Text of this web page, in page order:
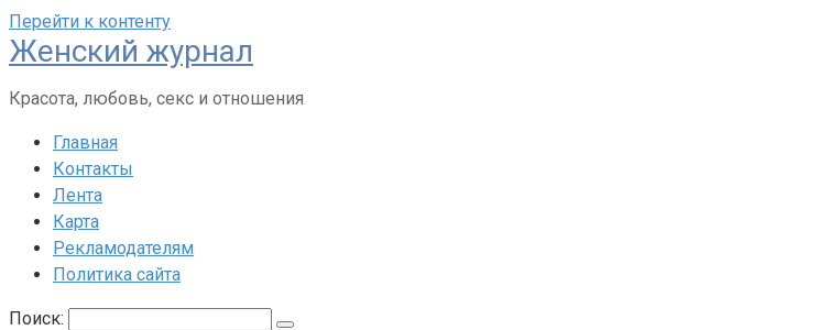
Перейти к контенту
Женский журнал
Красота, любовь, секс и отношения
Главная
Контакты
Лента
Карта
Рекламодателям
Политика сайта
Поиск: